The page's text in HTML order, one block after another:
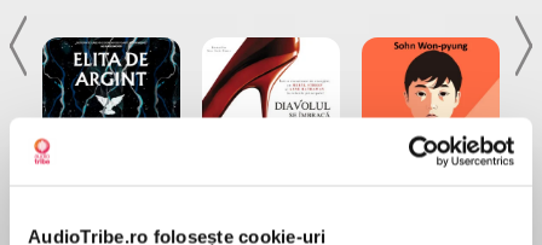
AudioTribe.ro folosește cookie-uri